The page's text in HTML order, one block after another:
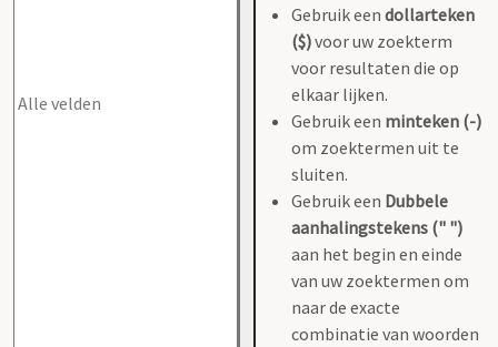
Gebruik een dollarteken
($)voor uw zoekterm
voor resultaten die op
elkaar lijken.
Gebruik een minteken (-)
om zoektermen uit te
sluiten.
Gebruik een Dubbele
aanhalingstekens (" ")
aan het begin en einde
van uw zoektermen om
naar de exacte
combinatie van woorden